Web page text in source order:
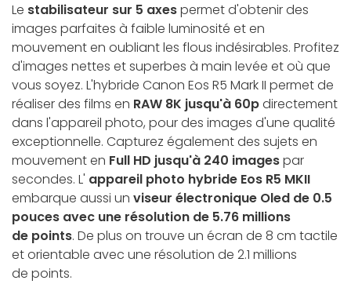
Le stabilisateur sur 5 axespermet d'obtenir des
images parfaites à faible luminosité et en
mouvement en oubliant les flous indésirables. Profitez
d'images nettes et superbes à main levée et où que
vous soyez. L'hybride Canon Eos R5 Mark II permet de
réaliser des films en RAW 8K jusqu'à 60pdirectement
dans l'appareil photo, pour des images d'une qualité
exceptionnelle. Capturez également des sujets en
mouvement en Full HD jusqu'à 240 imagespar
secondes. L' appareil photo hybride Eos R5 MKII
embarque aussi un viseur électronique Oled de 0.5
pouces avec une résolution de 5.76 millions
de points. De plus on trouve un écran de 8 cm tactile
et orientable avec une résolution de 2.1 millions
de points.